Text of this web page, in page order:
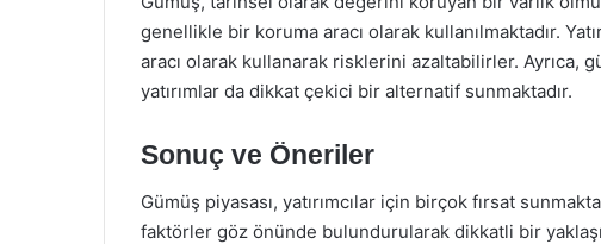
genellikle bir koruma aracı olarak kullanılmaktadır.
aracı olarak kullanarak risklerini azaltabilirler. Ayrıca,
yatırımlar da dikkat çekici bir alternatif sunmaktadır.
Sonuç ve Öneriler
Gümüş piyasası, yatırımcılar için birçok fırsat
faktörler göz önünde bulundurularak dikkatli bir